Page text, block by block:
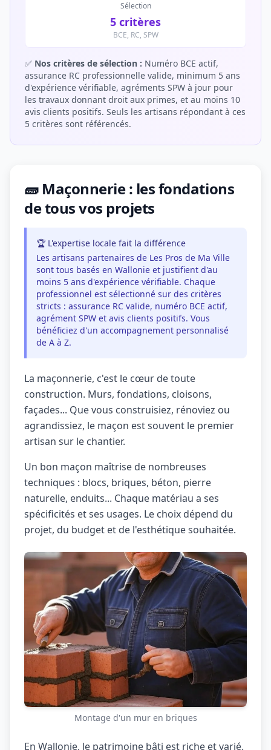
Sélection
5 critères
BCE, RC, SPW
✅ Nos critères de sélection : Numéro BCE actif,
assurance RC professionnelle valide, minimum 5 ans
d'expérience vérifiable, agréments SPW à jour pour
les travaux donnant droit aux primes, et au moins 10
avis clients positifs. Seuls les artisans répondant à ces
5 critères sont référencés.
🧱 Maçonnerie : les fondations
de tous vos projets
🏆 L'expertise locale fait la différence
Les artisans partenaires de Les Pros de Ma Ville
sont tous basés en Wallonie et justifient d'au
moins 5 ans d'expérience vérifiable. Chaque
professionnel est sélectionné sur des critères
stricts : assurance RC valide, numéro BCE actif,
agrément SPW et avis clients positifs. Vous
bénéficiez d'un accompagnement personnalisé
de A à Z.
La maçonnerie, c'est le cœur de toute
construction. Murs, fondations, cloisons,
façades... Que vous construisiez, rénoviez ou
agrandissiez, le maçon est souvent le premier
artisan sur le chantier.
Un bon maçon maîtrise de nombreuses
techniques : blocs, briques, béton, pierre
naturelle, enduits... Chaque matériau a ses
spécificités et ses usages. Le choix dépend du
projet, du budget et de l'esthétique souhaitée.
Montage d'un mur en briques
En Wallonie, le patrimoine bâti est riche et varié.